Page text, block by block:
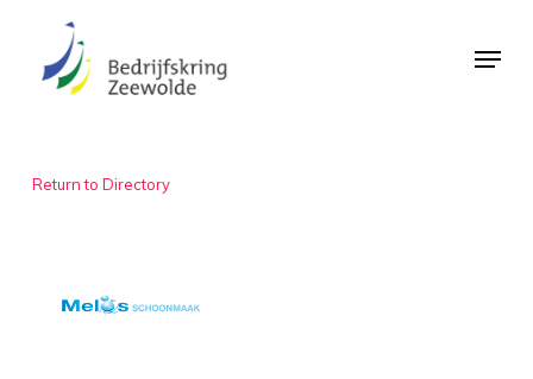
Menu
Return to Directory